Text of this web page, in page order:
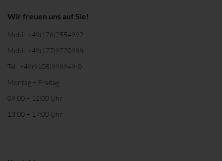
Wir freuen uns auf Sie!
Mobil: +49(178)2554992
Mobil: +49(177)9720988
Tel.: +49(9105)998949-0
Montag – Freitag
09:00 – 12:00 Uhr
13:00 – 17:00 Uhr